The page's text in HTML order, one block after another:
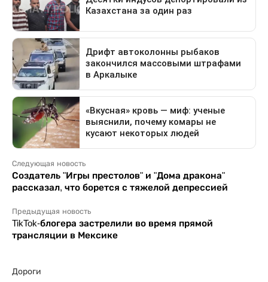
Следующая новость
Создатель "Игры престолов" и "Дома дракона"
рассказал, что борется с тяжелой депрессией
Предыдущая новость
TikTok-блогера застрелили во время прямой
трансляции в Мексике
Дороги